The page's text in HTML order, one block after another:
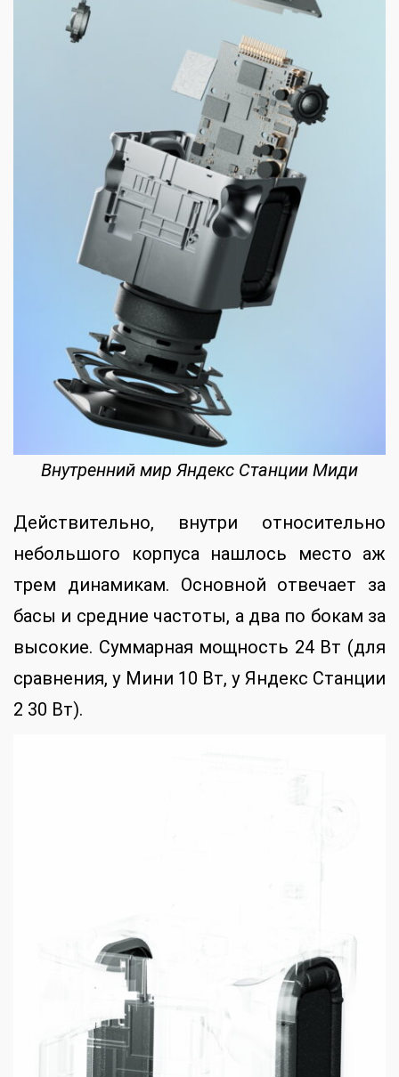
Внутренний мир Яндекс Станции Миди
Действительно, внутри относительно
небольшого корпуса нашлось место аж
трем динамикам. Основной отвечает за
басы и средние частоты, а два по бокам за
высокие. Суммарная мощность 24 Вт (для
сравнения, у Мини 10 Вт, у Яндекс Станции
2 30 Вт).